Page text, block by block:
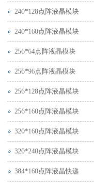
240*128点阵液晶模块
240*160点阵液晶模块
256*64点阵液晶模块
256*96点阵液晶模块
256*128点阵液晶模块
256*160点阵液晶模块
320*160点阵液晶模块
320*240点阵液晶模块
384*160点阵液晶快递